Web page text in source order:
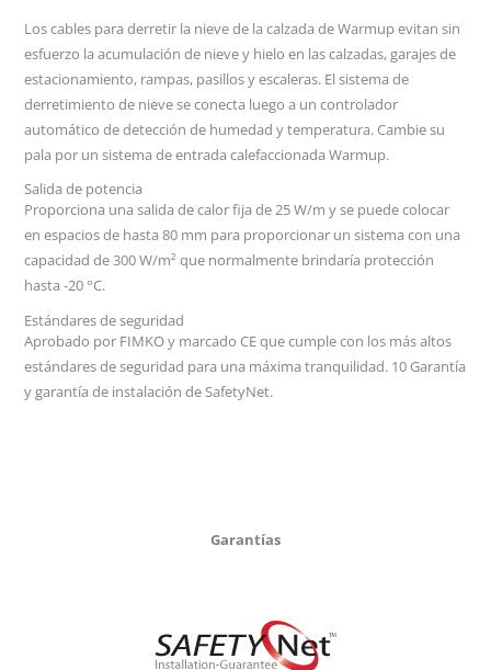
Los cables para derretir la nieve de la calzada de Warmup evitan sin
esfuerzo la acumulación de nieve y hielo en las calzadas, garajes de
estacionamiento, rampas, pasillos y escaleras. El sistema de
derretimiento de nieve se conecta luego a un controlador
automático de detección de humedad y temperatura. Cambie su
pala por un sistema de entrada calefaccionada Warmup.
Salida de potencia
Proporciona una salida de calor fija de 25 W/m y se puede colocar
en espacios de hasta 80 mm para proporcionar un sistema con una
capacidad de 300 W/m² que normalmente brindaría protección
hasta -20 °C.
Estándares de seguridad
Aprobado por FIMKO y marcado CE que cumple con los más altos
estándares de seguridad para una máxima tranquilidad. 10 Garantía
y garantía de instalación de SafetyNet.
Garantías